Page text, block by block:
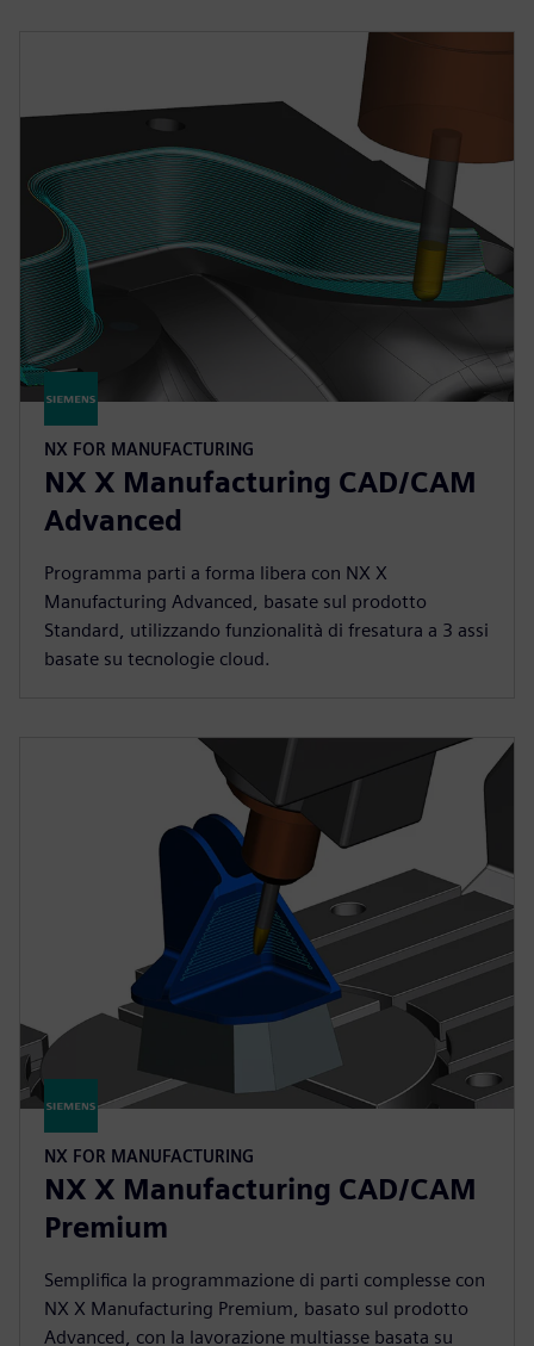
NX FOR MANUFACTURING
NX X Manufacturing CAD/CAM
Advanced
Programma parti a forma libera con NX X
Manufacturing Advanced, basate sul prodotto
Standard, utilizzando funzionalità di fresatura a 3 assi
basate su tecnologie cloud.
NX FOR MANUFACTURING
NX X Manufacturing CAD/CAM
Premium
Semplifica la programmazione di parti complesse con
NX X Manufacturing Premium, basato sul prodotto
Advanced, con la lavorazione multiasse basata su